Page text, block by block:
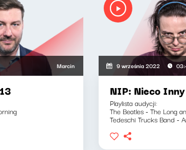
Marcin Mann, Klaudiusz Slezak9 września 2022
NIP: Nieco
Playlista audycji:
The Beatles - The Long
Tedeschi Trucks Band -